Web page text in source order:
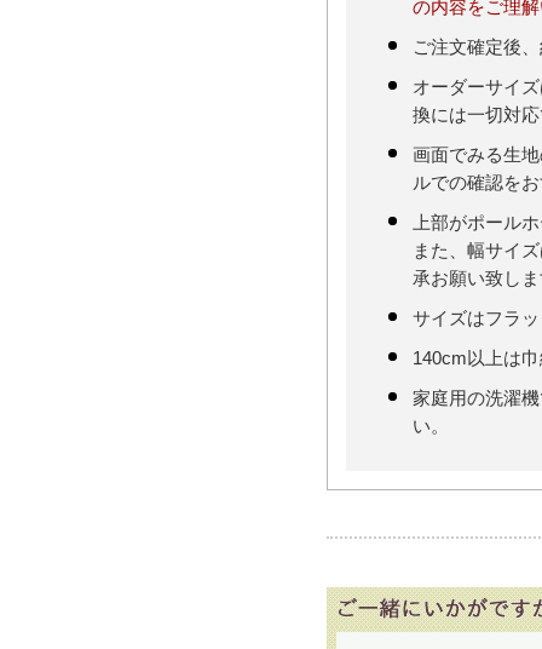
の内容をご理
ご注文確定後
オーダーサイ
換には一切対
画面でみる生
ルでの確認を
上部がポール
また、幅サイ
承お願い致し
サイズはフラ
140cm以上は
家庭用の洗濯
い。